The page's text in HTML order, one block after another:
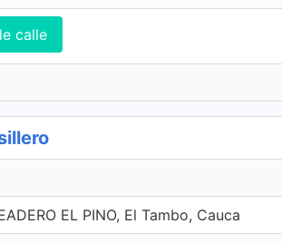
calle
EL PINO, El Tambo, Cauca